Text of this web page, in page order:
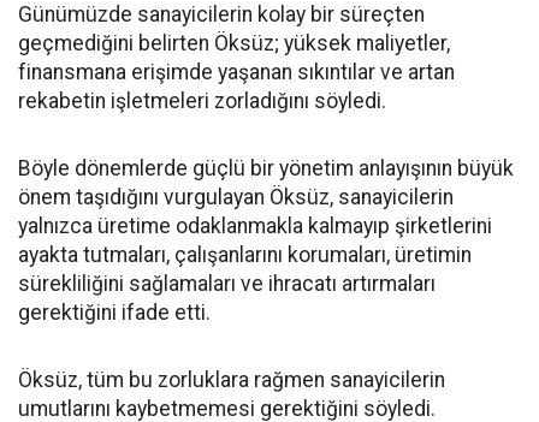
Günümüzde sanayicilerin kolay bir süreçten
geçmediğini belirten Öksüz; yüksek maliyetler,
finansmana erişimde yaşanan sıkıntılar ve artan
rekabetin işletmeleri zorladığını söyledi.
Böyle dönemlerde güçlü bir yönetim anlayışının büyük
önem taşıdığını vurgulayan Öksüz, sanayicilerin
yalnızca üretime odaklanmakla kalmayıp şirketlerini
ayakta tutmaları, çalışanlarını korumaları, üretimin
sürekliliğini sağlamaları ve ihracatı artırmaları
gerektiğini ifade etti.
Öksüz, tüm bu zorluklara rağmen sanayicilerin
umutlarını kaybetmemesi gerektiğini söyledi.